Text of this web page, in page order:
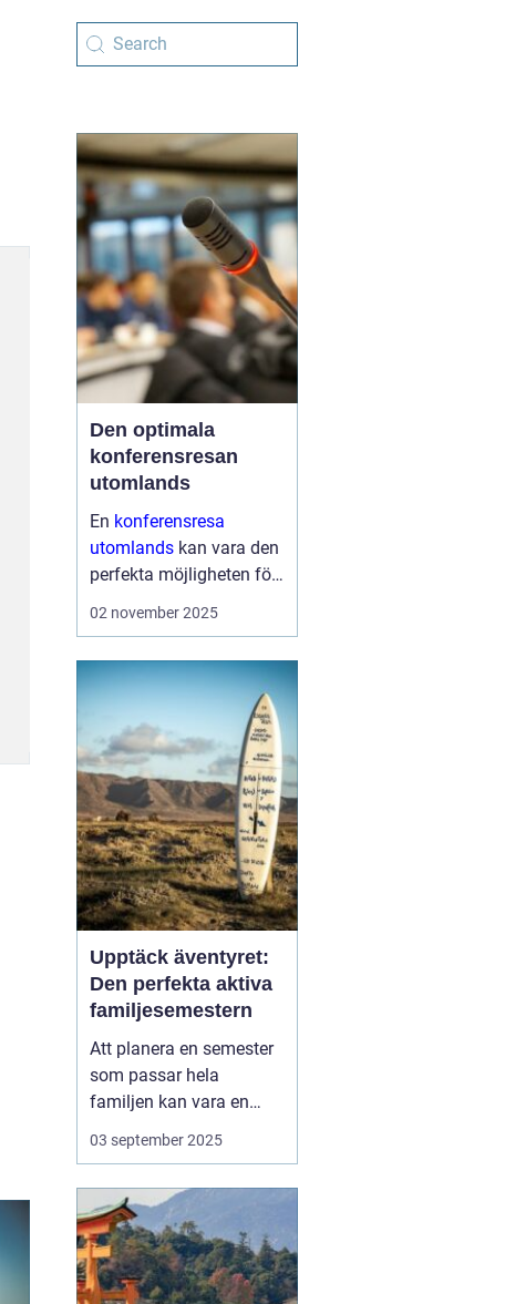
Den optimala
konferensresan
utomlands
En konferensresa
utomlands kan vara den
perfekta möjligheten för
företag och
nya affärsmöjligheter
och kombinera arbete
med nöje ...
02 november 2025
Upptäck äventyret:
Den perfekta aktiva
familjesemestern
Att planera en semester
som passar hela
familjen kan vara en
utmaning, men en
familjesemester
till vuxna. En semester
fylld med aktiviteter...
03 september 2025